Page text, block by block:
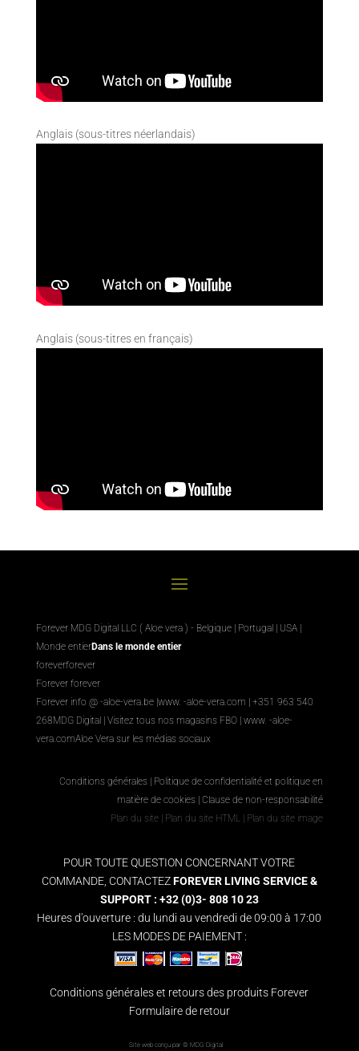
Anglais (sous-titres néerlandais)
Anglais (sous-titres en français)
Forever MDG Digital LLC ( Aloe vera ) - Belgique | Portugal | USA |
Monde entierDans le monde entier
foreverforever
Forever forever
Forever info @ -aloe-vera.be |www. -aloe-vera.com | +351 963 540
268MDG Digital| Visitez tous nos magasins FBO| www. -aloe-
vera.comAloe Vera sur les médias sociaux
Conditions générales | Politique de confidentialité et politique en
matière de cookies |Clause de non-responsabilité
Plan du site | Plan du site HTML | Plan du site image
POUR TOUTE QUESTION CONCERNANT VOTRE
COMMANDE, CONTACTEZFOREVER LIVING SERVICE &
SUPPORT : +32 (0)3- 808 10 23
Heures d'ouverture : du lundi au vendredi de 09:00 à 17:00
LES MODES DE PAIEMENT :
Conditions générales et retours des produits Forever
Formulaire de retour
Site web conçu par © MDG Digital